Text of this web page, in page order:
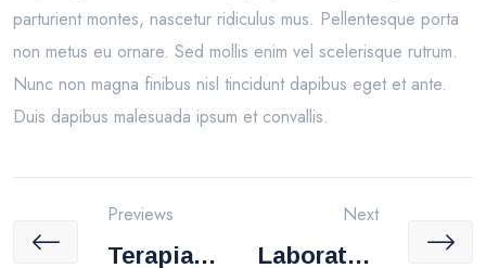
parturient montes, nascetur ridiculus mus. Pellentesque porta
non metus eu ornare. Sed mollis enim vel scelerisque rutrum.
Nunc non magna finibus nisl tincidunt dapibus eget et ante.
Duis dapibus malesuada ipsum et convallis.
Previews
Terapia
Next
Laboratori